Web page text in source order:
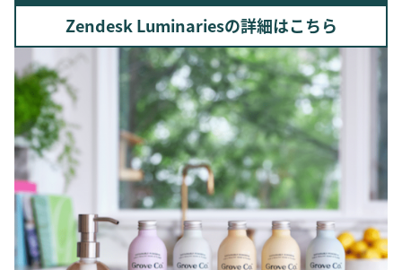
Zendesk Luminariesの詳細はこちら